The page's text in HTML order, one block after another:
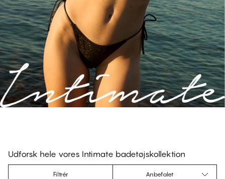
DAKOTA - Vermillion Orange
Trekant Bikini Top
DAKOTA - Victoria Blue
Udforsk hele vores Intimate badetøjskollektion
Filtrér Anbefalet